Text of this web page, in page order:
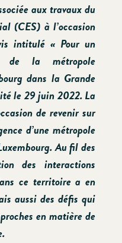
aux travaux du
(CES) à l’occasion
intitulé « Pour un
de la métropole
dans la Grande
le 29 juin 2022. La
de revenir sur
d’une métropole
Au fil des
des interactions
ce territoire a en
aussi des défis qui
en matière de